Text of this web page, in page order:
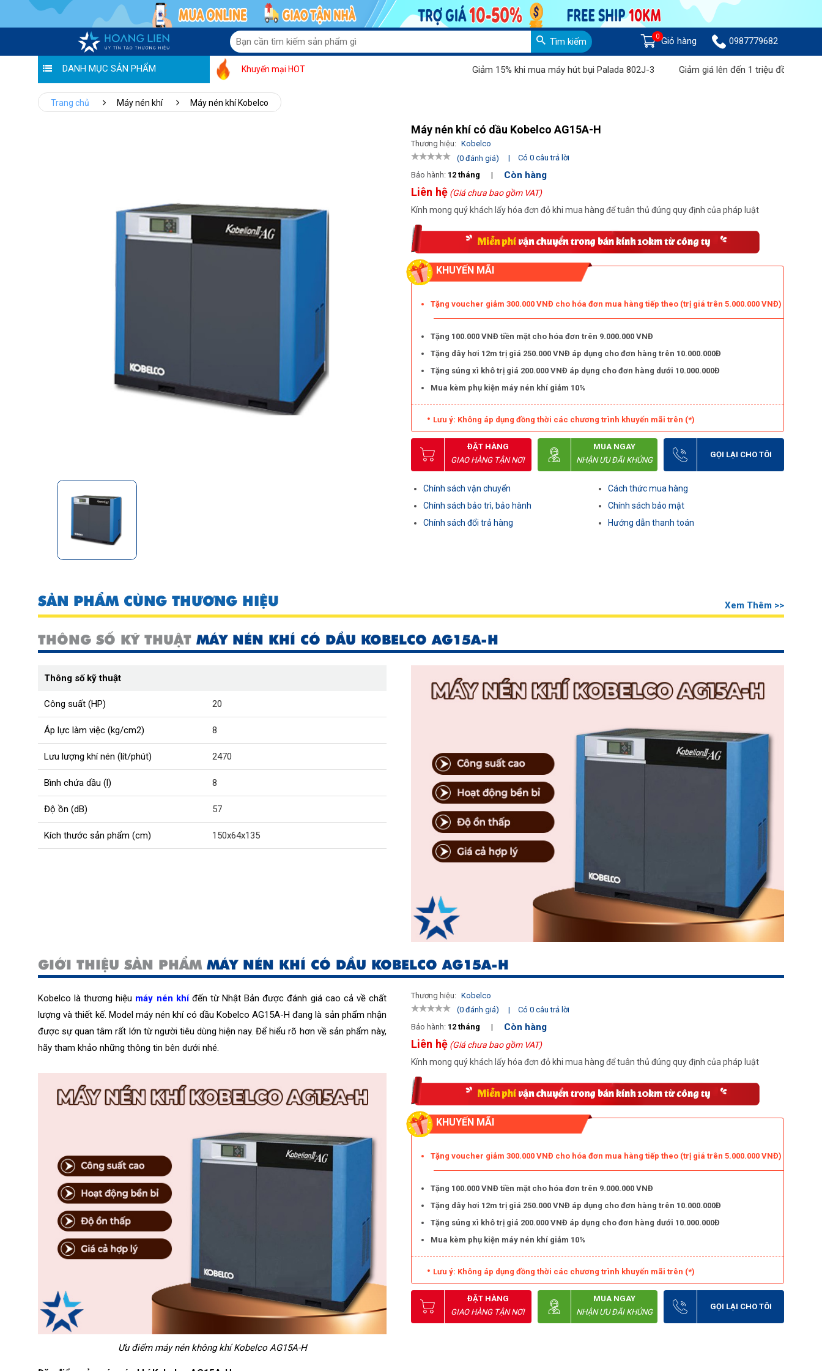
Tìm kiếm 0 Giỏ hàng 0987779682
DANH MỤC SẢN PHẨM Khuyến mại HOT Giảm 15% khi mua máy hút bụi Palada 802J-3 Giảm giá lên đến 1 triệu đồng khi mua
Trang chủ Máy nén khí Máy nén khí Kobelco
Máy nén khí có dầu Kobelco AG15A-H
Thương hiệu: Kobelco
(0 đánh giá)
|
Có 0 câu trả lời
Bảo hành: 12 tháng | Còn hàng
Liên hệ (Giá chưa bao gồm VAT)
Kính mong quý khách lấy hóa đơn đỏ khi mua hàng để tuân thủ đúng quy định của pháp luật
KHUYẾN MÃI
Tặng voucher giảm 300.000 VNĐ cho hóa đơn mua hàng tiếp theo (trị giá trên 5.000.000 VNĐ)
Tặng 100.000 VNĐ tiền mặt cho hóa đơn trên 9.000.000 VNĐ
Tặng dây hơi 12m trị giá 250.000 VNĐ áp dụng cho đơn hàng trên 10.000.000Đ
Tặng súng xì khô trị giá 200.000 VNĐ áp dụng cho đơn hàng dưới 10.000.000Đ
Mua kèm phụ kiện máy nén khí giảm 10%
Lưu ý: Không áp dụng đồng thời các chương trình khuyến mãi trên (*)
ĐẶT HÀNG
GIAO HÀNG TẬN NƠI
MUA NGAY
NHẬN ƯU ĐÃI KHỦNG
GỌI LẠI CHO TÔI
Chính sách vận chuyển
Chính sách bảo trì, bảo hành
Chính sách đổi trả hàng
Cách thức mua hàng
Chính sách bảo mật
Hướng dẫn thanh toán
SẢN PHẨM CÙNG THƯƠNG HIỆU Xem Thêm >>
THÔNG SỐ KỸ THUẬT MÁY NÉN KHÍ CÓ DẦU KOBELCO AG15A-H
Thông số kỹ thuật
Công suất (HP) 20
Áp lực làm việc (kg/cm2) 8
Lưu lượng khí nén (lít/phút) 2470
Bình chứa dầu (l) 8
Độ ồn (dB) 57
Kích thước sản phẩm (cm) 150x64x135
GIỚI THIỆU SẢN PHẨM MÁY NÉN KHÍ CÓ DẦU KOBELCO AG15A-H
Kobelco là thương hiệu máy nén khí đến từ Nhật Bản được đánh giá cao cả về chất
lượng và thiết kế. Model máy nén khí có dầu Kobelco AG15A-H đang là sản phẩm nhận
được sự quan tâm rất lớn từ người tiêu dùng hiện nay. Để hiểu rõ hơn về sản phẩm này,
hãy tham khảo những thông tin bên dưới nhé.
Ưu điểm máy nén không khí Kobelco AG15A-H
Thương hiệu: Kobelco
(0 đánh giá)
|
Có 0 câu trả lời
Bảo hành: 12 tháng | Còn hàng
Liên hệ (Giá chưa bao gồm VAT)
Kính mong quý khách lấy hóa đơn đỏ khi mua hàng để tuân thủ đúng quy định của pháp luật
KHUYẾN MÃI
Tặng voucher giảm 300.000 VNĐ cho hóa đơn mua hàng tiếp theo (trị giá trên 5.000.000 VNĐ)
Tặng 100.000 VNĐ tiền mặt cho hóa đơn trên 9.000.000 VNĐ
Tặng dây hơi 12m trị giá 250.000 VNĐ áp dụng cho đơn hàng trên 10.000.000Đ
Tặng súng xì khô trị giá 200.000 VNĐ áp dụng cho đơn hàng dưới 10.000.000Đ
Mua kèm phụ kiện máy nén khí giảm 10%
Lưu ý: Không áp dụng đồng thời các chương trình khuyến mãi trên (*)
ĐẶT HÀNG
GIAO HÀNG TẬN NƠI
MUA NGAY
NHẬN ƯU ĐÃI KHỦNG
GỌI LẠI CHO TÔI